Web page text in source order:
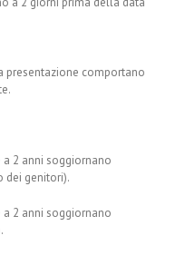
presentazione comportano
2 anni soggiornano
dei genitori).
2 anni soggiornano